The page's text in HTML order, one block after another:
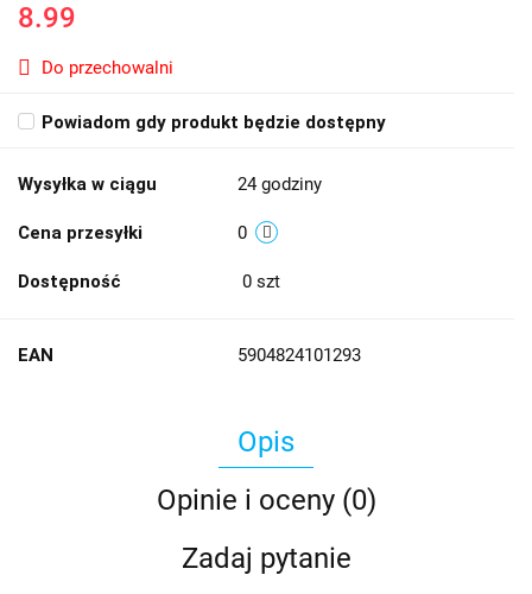
8.99
Do przechowalni
Powiadom gdy produkt będzie dostępny
Wysyłka w ciągu 24 godziny
Cena przesyłki 0
Dostępność 0 szt
EAN 5904824101293
Opis
Opinie i oceny (0)
Zadaj pytanie